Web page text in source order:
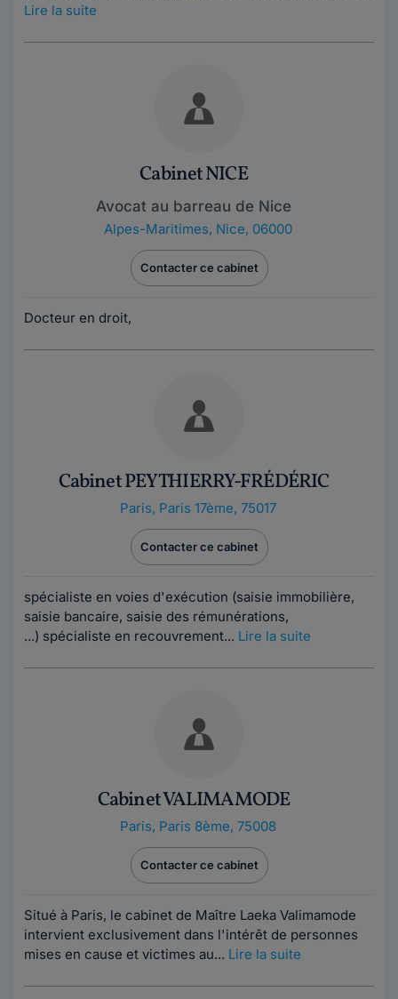
Lire la suite
Cabinet NICE
Avocat au barreau de Nice
Alpes-Maritimes, Nice, 06000
Contacter ce cabinet
Docteur en droit,
Cabinet PEY THIERRY-FRÉDÉRIC
Paris, Paris 17ème, 75017
Contacter ce cabinet
spécialiste en voies d'exécution (saisie immobilière,
saisie bancaire, saisie des rémunérations,
...) spécialiste en recouvrement... Lire la suite
Cabinet VALIMAMODE
Paris, Paris 8ème, 75008
Contacter ce cabinet
Situé à Paris, le cabinet de Maître Laeka Valimamode
intervient exclusivement dans l'intérêt de personnes
mises en cause et victimes au... Lire la suite